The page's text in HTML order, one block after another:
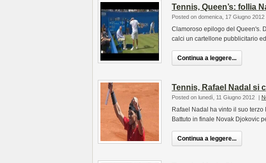
Tennis, Queen’s: follia
Posted on domenica, 17 Giugno 2012
Clamoroso epilogo del Queen's.
calci un cartellone pubblicitario
Continua a leggere...
Tennis, Rafael Nadal si
Posted on lunedì, 11 Giugno 2012 |
Rafael Nadal ha vinto il suo
Battuto in finale Novak Djokovic
Continua a leggere...